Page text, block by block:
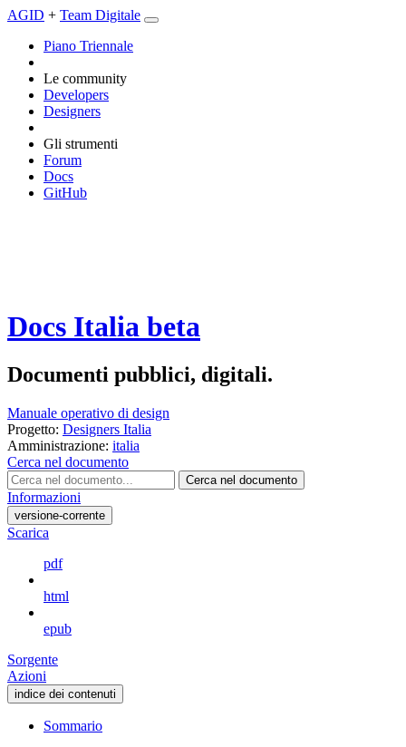
AGID + Team Digitale
Piano Triennale
Le community
Developers
Designers
Gli strumenti
Forum
Docs
GitHub
Docs Italia beta
Documenti pubblici, digitali.
Manuale operativo di design
Progetto: Designers Italia
Amministrazione: italia
Cerca nel documento
Cerca nel documento
Informazioni
versione-corrente
Scarica
pdf
html
epub
Sorgente
Azioni
indice dei contenuti
Sommario